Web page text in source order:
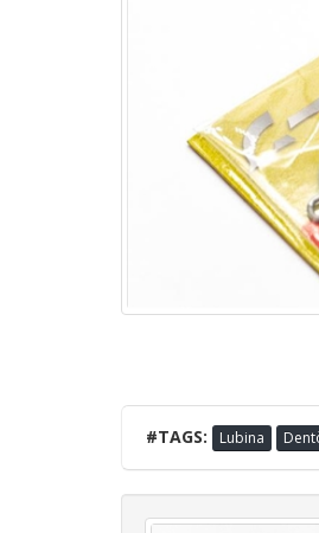
#TAGS: Lubina